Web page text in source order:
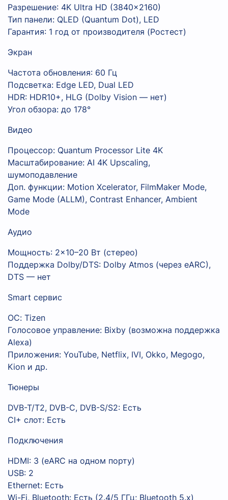
Разрешение: 4K Ultra HD (3840×2160)
Тип панели: QLED (Quantum Dot), LED
Гарантия: 1 год от производителя (Ростест)
Экран
Частота обновления: 60 Гц
Подсветка: Edge LED, Dual LED
HDR: HDR10+, HLG (Dolby Vision — нет)
Угол обзора: до 178°
Видео
Процессор: Quantum Processor Lite 4K
Масштабирование: AI 4K Upscaling,
шумоподавление
Доп. функции: Motion Xcelerator, FilmMaker Mode,
Game Mode (ALLM), Contrast Enhancer, Ambient
Mode
Аудио
Мощность: 2×10–20 Вт (стерео)
Поддержка Dolby/DTS: Dolby Atmos (через eARC),
DTS — нет
Smart сервис
ОС: Tizen
Голосовое управление: Bixby (возможна поддержка
Alexa)
Приложения: YouTube, Netflix, IVI, Okko, Megogo,
Kion и др.
Тюнеры
DVB-T/T2, DVB-C, DVB-S/S2: Есть
CI+ слот: Есть
Подключения
HDMI: 3 (eARC на одном порту)
USB: 2
Ethernet: Есть
Wi-Fi, Bluetooth: Есть (2.4/5 ГГц; Bluetooth 5.x)